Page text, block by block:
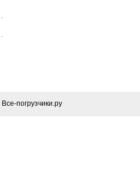
Все-погрузчики.ру